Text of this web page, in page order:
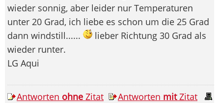
wieder sonnig, aber leider nur Temperaturen
unter 20 Grad, ich liebe es schon um die 25 Grad
dann windstill......
lieber Richtung 30 Grad als
wieder runter.
LG Aqui
Antworten ohne Zitat Antworten mitZitat